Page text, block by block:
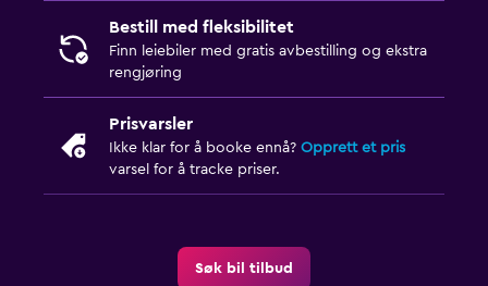
Bestill med fleksibilitet
Finn leiebiler med gratis avbestilling og ekstra
rengjøring
Prisvarsler
Ikke klar for å booke ennå? Opprett et pris
varsel for å tracke priser.
Søk bil tilbud